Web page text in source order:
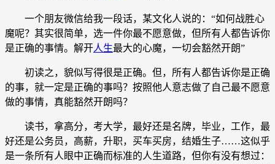
一个朋友微信给我一段话，某文化人说的：“如何战胜心
魔呢？其实很简单，选一件你最不愿意做，但所有人都告诉你
是正确的事情。解开人生最大的心魔，一切会豁然开朗”
初读之，貌似写得很是正确。但，所有人都告诉你是正确
的事，就一定是正确的事吗？按照他人意志做了自己最不愿意
做的事情，真能豁然开朗吗？
读书，拿高分，考大学，最好还是名牌，毕业，工作，最
好还是公务员，高薪，升职，买车买房，结婚生子……这似乎
是一条所有人眼中正确而标准的人生道路，但你有没有想过：